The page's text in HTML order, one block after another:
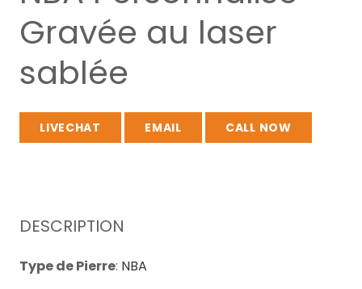
Gravée au laser
sablée
LIVECHAT EMAIL CALL NOW
DESCRIPTION
Type de Pierre: NBA